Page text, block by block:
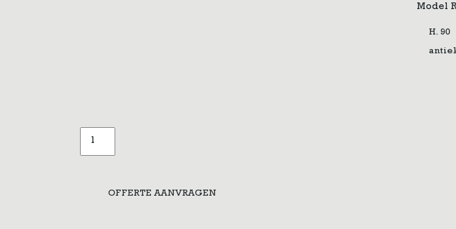
Model
H. 90
OFFERTE AANVRAGEN